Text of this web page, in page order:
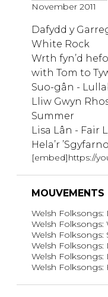
November 2011
Dafydd y
White Rock
Wrth fyn’d
with Tom to
Suo-gân -
Lliw Gwyn
Summer
Lisa Lân - Fair
Hela’r
[embed]https://
MOUVEMENTS
Welsh Folksongs:
Welsh Folksongs:
Welsh Folksongs:
Welsh Folksongs:
Welsh Folksongs:
Welsh Folksongs: